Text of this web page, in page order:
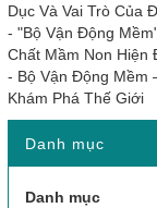
Dục Và Vai Trò Của
- "Bộ Vận Động
Chất Mầm Non Hiện
- Bộ Vận Động Mềm
Khám Phá Thế Giới
Danh mục
Danh mục